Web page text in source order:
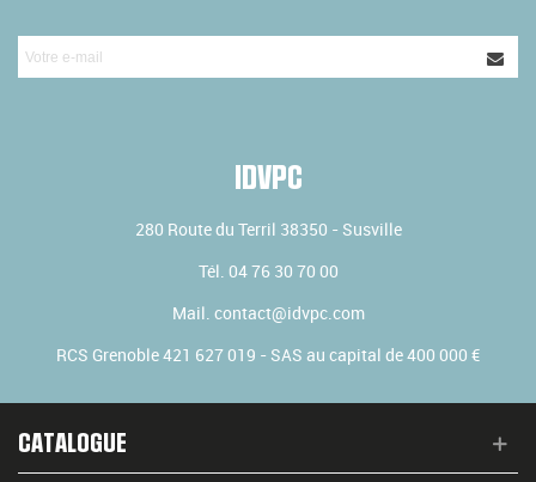
IDVPC
280 Route du Terril 38350 - Susville
Tél. 04 76 30 70 00
Mail. contact@idvpc.com
RCS Grenoble 421 627 019 - SAS au capital de 400 000 €
CATALOGUE